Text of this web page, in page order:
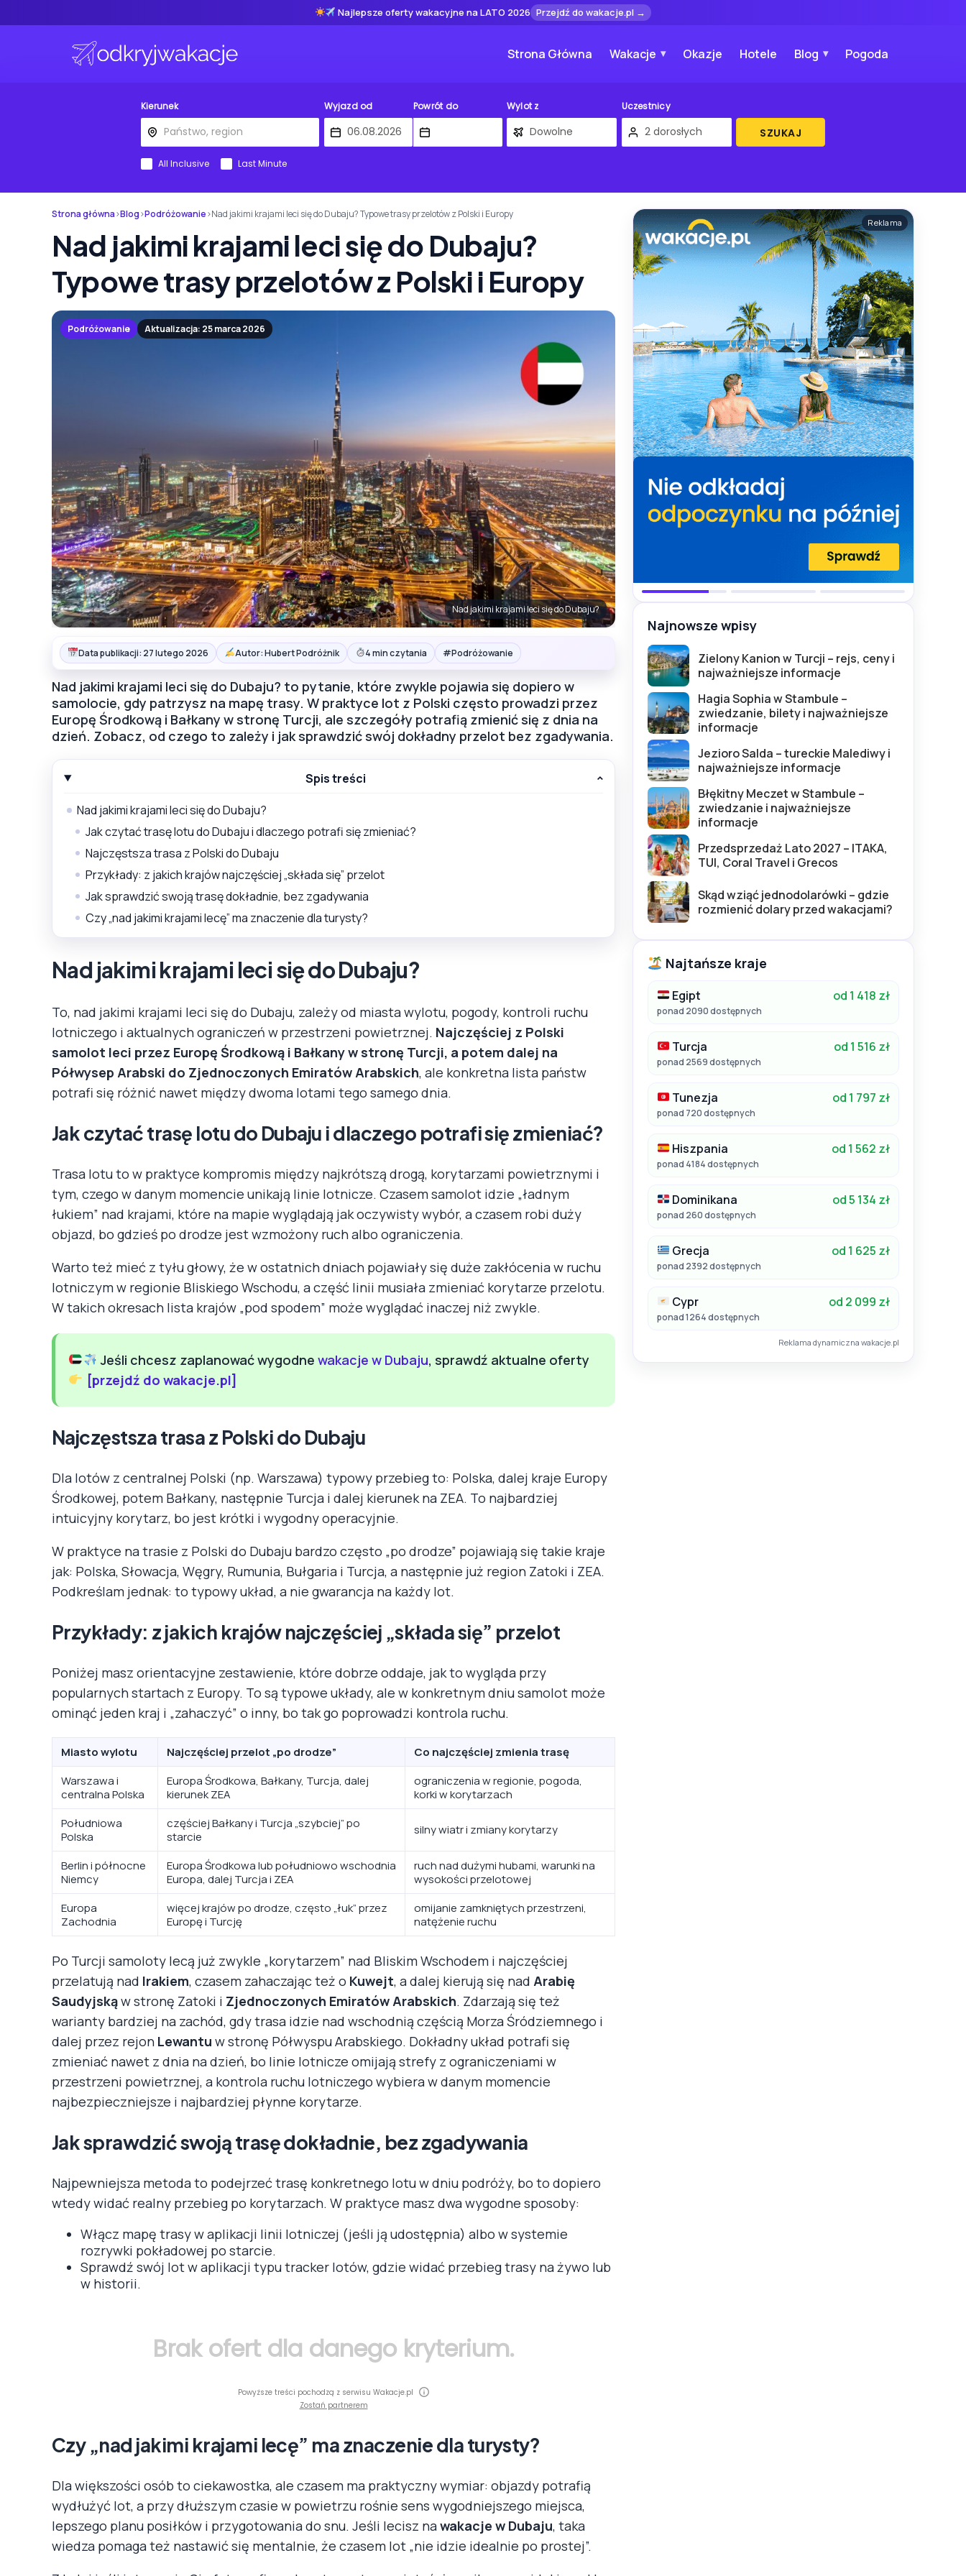
Najlepsze oferty wakacyjne na LATO 2026 Przejdź do wakacje.pl →
Strona Główna Wakacje Okazje Hotele Blog Pogoda
Kierunek Wyjazd od Powrót do Wylot z Uczestnicy
SZUKAJ
All Inclusive Last Minute
Strona główna›Blog›Podróżowanie›Nad jakimi krajami leci się do Dubaju? Typowe trasy przelotów z Polski i Europy
Nad jakimi krajami leci się do Dubaju?
Typowe trasy przelotów z Polski i Europy
Podróżowanie Aktualizacja: 25 marca 2026
Nad jakimi krajami leci się do Dubaju?
Data publikacji: 27 lutego 2026 Autor: Hubert Podróżnik 4 min czytania #Podróżowanie
Nad jakimi krajami leci się do Dubaju? to pytanie, które zwykle pojawia się dopiero w
samolocie, gdy patrzysz na mapę trasy. W praktyce lot z Polski często prowadzi przez
Europę Środkową i Bałkany w stronę Turcji, ale szczegóły potrafią zmienić się z dnia na
dzień. Zobacz, od czego to zależy i jak sprawdzić swój dokładny przelot bez zgadywania.
Spis treści
Nad jakimi krajami leci się do Dubaju?
Jak czytać trasę lotu do Dubaju i dlaczego potrafi się zmieniać?
Najczęstsza trasa z Polski do Dubaju
Przykłady: z jakich krajów najczęściej „składa się” przelot
Jak sprawdzić swoją trasę dokładnie, bez zgadywania
Czy „nad jakimi krajami lecę” ma znaczenie dla turysty?
Nad jakimi krajami leci się do Dubaju?
To, nad jakimi krajami leci się do Dubaju, zależy od miasta wylotu, pogody, kontroli ruchu
lotniczego i aktualnych ograniczeń w przestrzeni powietrznej. Najczęściej z Polski
samolot leci przez Europę Środkową i Bałkany w stronę Turcji, a potem dalej na
Półwysep Arabski do Zjednoczonych Emiratów Arabskich, ale konkretna lista państw
potrafi się różnić nawet między dwoma lotami tego samego dnia.
Jak czytać trasę lotu do Dubaju i dlaczego potrafi się zmieniać?
Trasa lotu to w praktyce kompromis między najkrótszą drogą, korytarzami powietrznymi i
tym, czego w danym momencie unikają linie lotnicze. Czasem samolot idzie „ładnym
łukiem” nad krajami, które na mapie wyglądają jak oczywisty wybór, a czasem robi duży
objazd, bo gdzieś po drodze jest wzmożony ruch albo ograniczenia.
Warto też mieć z tyłu głowy, że w ostatnich dniach pojawiały się duże zakłócenia w ruchu
lotniczym w regionie Bliskiego Wschodu, a część linii musiała zmieniać korytarze przelotu.
W takich okresach lista krajów „pod spodem” może wyglądać inaczej niż zwykle.
Jeśli chcesz zaplanować wygodne wakacje w Dubaju, sprawdź aktualne oferty
[przejdź do wakacje.pl]
Najczęstsza trasa z Polski do Dubaju
Dla lotów z centralnej Polski (np. Warszawa) typowy przebieg to: Polska, dalej kraje Europy
Środkowej, potem Bałkany, następnie Turcja i dalej kierunek na ZEA. To najbardziej
intuicyjny korytarz, bo jest krótki i wygodny operacyjnie.
W praktyce na trasie z Polski do Dubaju bardzo często „po drodze” pojawiają się takie kraje
jak: Polska, Słowacja, Węgry, Rumunia, Bułgaria i Turcja, a następnie już region Zatoki i ZEA.
Podkreślam jednak: to typowy układ, a nie gwarancja na każdy lot.
Przykłady: z jakich krajów najczęściej „składa się” przelot
Poniżej masz orientacyjne zestawienie, które dobrze oddaje, jak to wygląda przy
popularnych startach z Europy. To są typowe układy, ale w konkretnym dniu samolot może
ominąć jeden kraj i „zahaczyć” o inny, bo tak go poprowadzi kontrola ruchu.
Miasto wylotu Najczęściej przelot „po drodze”
Co najczęściej zmienia trasę
Warszawa i
centralna Polska
Europa Środkowa, Bałkany, Turcja, dalej
kierunek ZEA
ograniczenia w regionie, pogoda,
korki w korytarzach
Południowa
Polska
częściej Bałkany i Turcja „szybciej” po
starcie
silny wiatr i zmiany korytarzy
Berlin i północne
Niemcy
Europa Środkowa lub południowo wschodnia
Europa, dalej Turcja i ZEA
ruch nad dużymi hubami, warunki na
wysokości przelotowej
Europa
Zachodnia
więcej krajów po drodze, często „łuk” przez
Europę i Turcję
omijanie zamkniętych przestrzeni,
natężenie ruchu
Po Turcji samoloty lecą już zwykle „korytarzem” nad Bliskim Wschodem i najczęściej
przelatują nad Irakiem, czasem zahaczając też o Kuwejt, a dalej kierują się nad Arabię
Saudyjskąw stronę Zatoki i Zjednoczonych Emiratów Arabskich. Zdarzają się też
warianty bardziej na zachód, gdy trasa idzie nad wschodnią częścią Morza Śródziemnego i
dalej przez rejon Lewantu w stronę Półwyspu Arabskiego. Dokładny układ potrafi się
zmieniać nawet z dnia na dzień, bo linie lotnicze omijają strefy z ograniczeniami w
przestrzeni powietrznej, a kontrola ruchu lotniczego wybiera w danym momencie
najbezpieczniejsze i najbardziej płynne korytarze.
Jak sprawdzić swoją trasę dokładnie, bez zgadywania
Najpewniejsza metoda to podejrzeć trasę konkretnego lotu w dniu podróży, bo to dopiero
wtedy widać realny przebieg po korytarzach. W praktyce masz dwa wygodne sposoby:
Włącz mapę trasy w aplikacji linii lotniczej (jeśli ją udostępnia) albo w systemie
rozrywki pokładowej po starcie.
Sprawdź swój lot w aplikacji typu tracker lotów, gdzie widać przebieg trasy na żywo lub
w historii.
Brak ofert dla danego kryterium.
Powyższe treści pochodzą z serwisu Wakacje.pl
Zostań partnerem
Czy „nad jakimi krajami lecę” ma znaczenie dla turysty?
Dla większości osób to ciekawostka, ale czasem ma praktyczny wymiar: objazdy potrafią
wydłużyć lot, a przy dłuższym czasie w powietrzu rośnie sens wygodniejszego miejsca,
lepszego planu posiłków i przygotowania do snu. Jeśli lecisz nawakacje w Dubaju, taka
wiedza pomaga też nastawić się mentalnie, że czasem lot „nie idzie idealnie po prostej”.
Reklama
Najnowsze wpisy
Zielony Kanion w Turcji – rejs, ceny i
najważniejsze informacje
Hagia Sophia w Stambule –
zwiedzanie, bilety i najważniejsze
informacje
Jezioro Salda – tureckie Malediwy i
najważniejsze informacje
Błękitny Meczet w Stambule –
zwiedzanie i najważniejsze
informacje
Przedsprzedaż Lato 2027 – ITAKA,
TUI, Coral Travel i Grecos
Skąd wziąć jednodolarówki – gdzie
rozmienić dolary przed wakacjami?
Najtańsze kraje
Egipt od 1 418 zł
ponad 2090 dostępnych
Turcja od 1 516 zł
ponad 2569 dostępnych
Tunezja od 1 797 zł
ponad 720 dostępnych
Hiszpania od 1 562 zł
ponad 4184 dostępnych
Dominikana od 5 134 zł
ponad 260 dostępnych
Grecja od 1 625 zł
ponad 2392 dostępnych
Cypr od 2 099 zł
ponad 1264 dostępnych
Reklama dynamiczna wakacje.pl